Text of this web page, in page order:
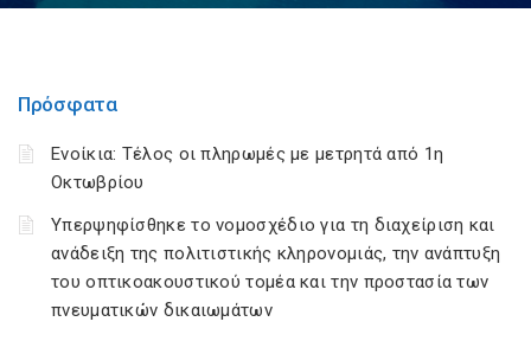
Πρόσφατα
Ενοίκια: Τέλος οι πληρωμές με μετρητά από 1η
Οκτωβρίου
Υπερψηφίσθηκε το νομοσχέδιο για τη διαχείριση και
ανάδειξη της πολιτιστικής κληρονομιάς, την ανάπτυξη
του οπτικοακουστικού τομέα και την προστασία των
πνευματικών δικαιωμάτων